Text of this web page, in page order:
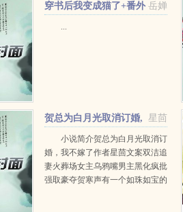
岳婵
穿书后我变成猫了+番外
...
星茴
贺总为白月光取消订婚,
我不嫁了+番外
小说简介贺总为白月光取消订
婚，我不嫁了作者星茴文案双洁追
妻火葬场女主乌鸦嘴男主黑化疯批
强取豪夺贺寒声有一个如珠如宝的